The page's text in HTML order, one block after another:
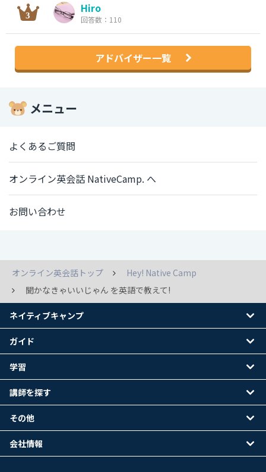
Hiro
回答数：110
アドバイザー一覧
メニュー
よくあるご質問
オンライン英会話 NativeCamp. へ
お問い合わせ
オンライン英会話トップ
Hey! Native Camp
聞かなきゃいいじゃん を英語で教えて!
ネイティブキャンプ
ガイド
学習
講師を探す
その他
会社情報